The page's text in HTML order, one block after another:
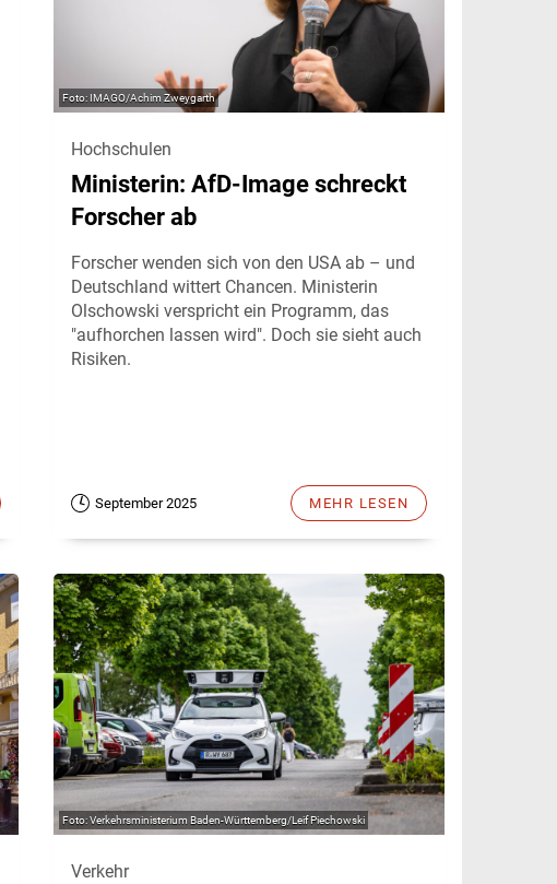
IMAGO/Achim Zweygarth
Hochschulen
Ministerin: AfD-Image schreckt
Forscher ab
Forscher wenden sich von den USA ab – und
Deutschland wittert Chancen. Ministerin
Olschowski verspricht ein Programm, das
"aufhorchen lassen wird". Doch sie sieht auch
Risiken.
September 2025 MEHR LESEN
Verkehrsministerium Baden-Württemberg/Leif Piechowski
Verkehr